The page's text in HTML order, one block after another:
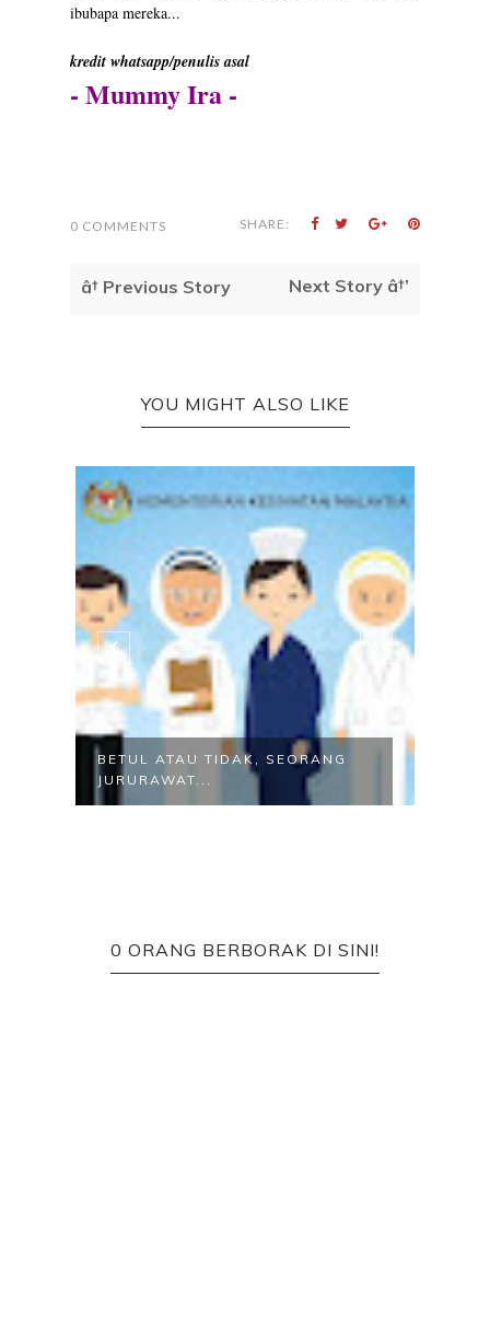
ibubapa mereka...
kredit whatsapp/penulis asal
- Mummy Ira -
0 COMMENTS SHARE:
â† Previous Story Next Story â†’
YOU MIGHT ALSO LIKE
BETUL ATAU TIDAK, SEORANG
JURURAWAT...
0 ORANG BERBORAK DI SINI!